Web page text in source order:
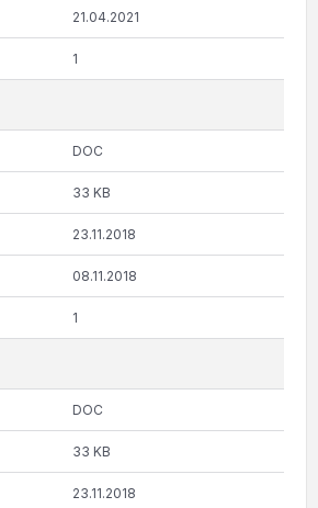
21.04.2021
1
DOC
33 KB
23.11.2018
08.11.2018
1
DOC
33 KB
23.11.2018